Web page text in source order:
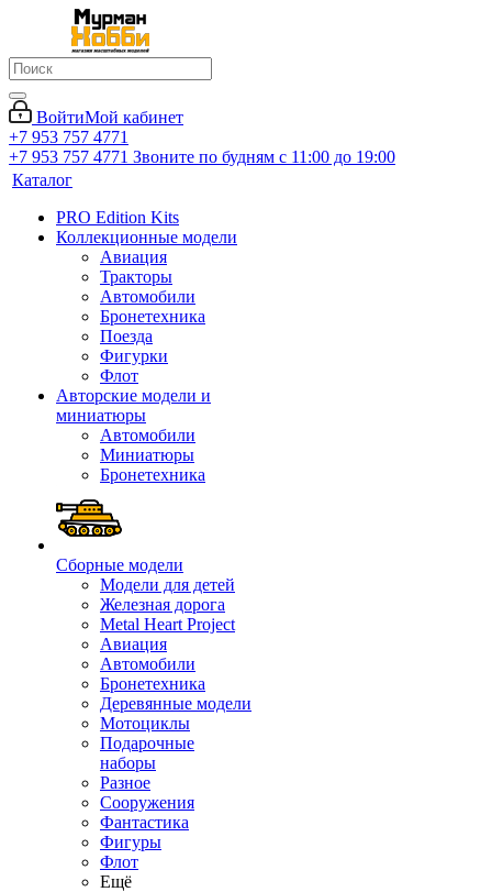
ВойтиМой кабинет
+7 953 757 4771
+7 953 757 4771 Звоните по будням с 11:00 до 19:00
Каталог
PRO Edition Kits
Коллекционные модели
Авиация
Тракторы
Автомобили
Бронетехника
Поезда
Фигурки
Флот
Авторские модели и
миниатюры
Автомобили
Миниатюры
Бронетехника
Сборные модели
Модели для детей
Железная дорога
Metal Heart Project
Авиация
Автомобили
Бронетехника
Деревянные модели
Мотоциклы
Подарочные
наборы
Разное
Сооружения
Фантастика
Фигуры
Флот
Ещё